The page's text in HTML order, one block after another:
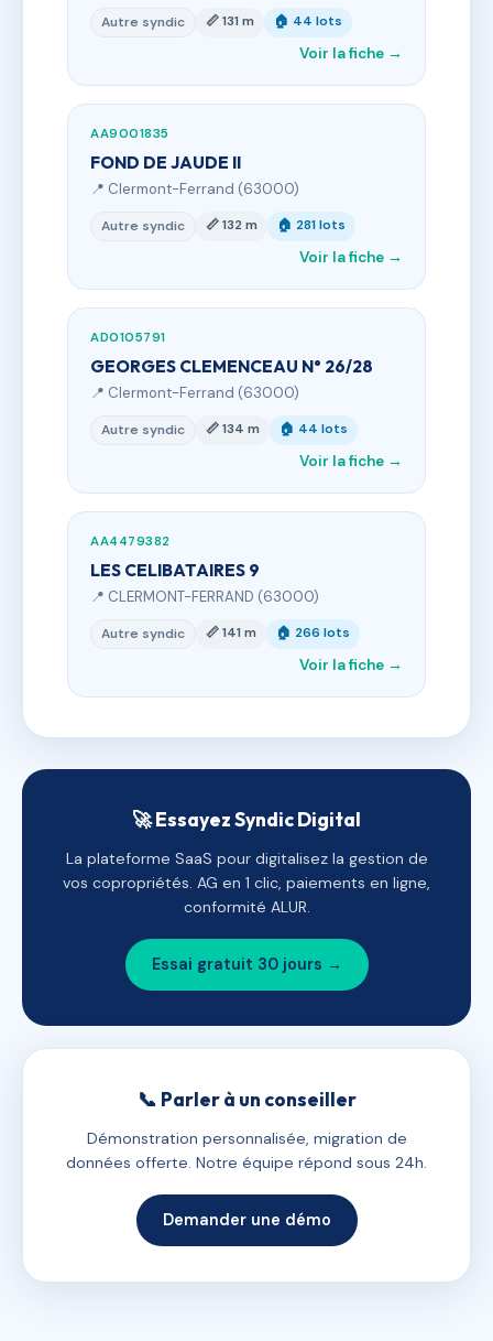
Autre syndic 📏 131 m 🏠 44 lots
Voir la fiche →
AA9001835
FOND DE JAUDE II
📍 Clermont-Ferrand (63000)
Autre syndic 📏 132 m 🏠 281 lots
Voir la fiche →
AD0105791
GEORGES CLEMENCEAU N° 26/28
📍 Clermont-Ferrand (63000)
Autre syndic 📏 134 m 🏠 44 lots
Voir la fiche →
AA4479382
LES CELIBATAIRES 9
📍 CLERMONT-FERRAND (63000)
Autre syndic 📏 141 m 🏠 266 lots
Voir la fiche →
🚀 Essayez Syndic Digital
La plateforme SaaS pour digitalisez la gestion de
vos copropriétés. AG en 1 clic, paiements en ligne,
conformité ALUR.
Essai gratuit 30 jours →
📞 Parler à un conseiller
Démonstration personnalisée, migration de
données offerte. Notre équipe répond sous 24h.
Demander une démo